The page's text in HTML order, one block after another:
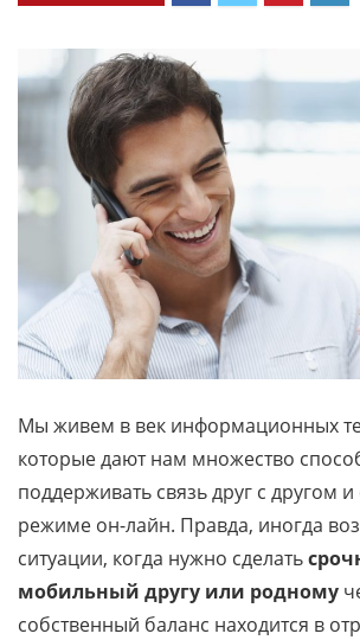
Мы живем в век информационных
которые дают нам множество
поддерживать связь друг с другом
режиме он-лайн. Правда, иногда
ситуации, когда нужно сделать
мобильный другу или родному
собственный баланс находится в